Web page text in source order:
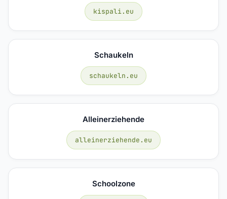
kispali.eu
Schaukeln
schaukeln.eu
Alleinerziehende
alleinerziehende.eu
Schoolzone